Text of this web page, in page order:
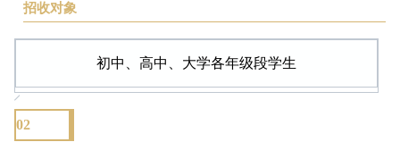
招收对象
初中、高中、大学各年级段学生
02